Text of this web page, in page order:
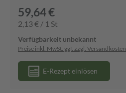
59,64 €
2,13 € / 1 St
Verfügbarkeit unbekannt
Preise inkl. MwSt. ggf. zzgl. Versandkosten
E-Rezept einlösen